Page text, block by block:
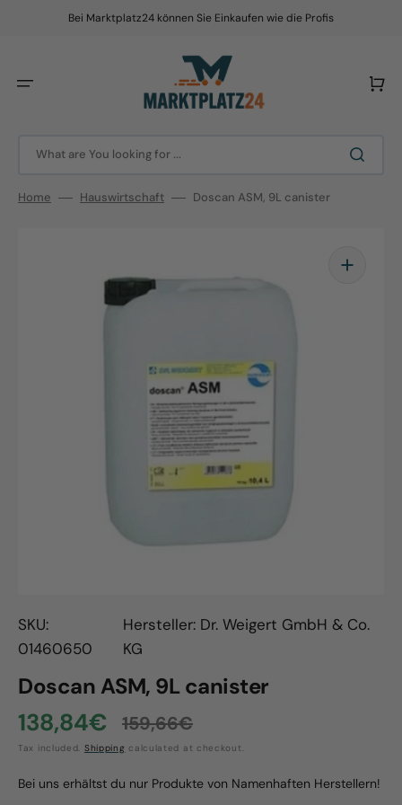
Bei Marktplatz24 können Sie Einkaufen wie die Profis
What are You looking for ...
Cart
Home Hauswirtschaft Doscan ASM, 9L canister
Open
media
1
in
gallery
view
SKU:
01460650
Hersteller: Dr. Weigert GmbH & Co.
KG
Doscan ASM, 9L canister
Sale
138,84€
Regular
price
159,66€
Tax included. Shipping calculated at checkout.
Bei uns erhältst du nur Produkte von Namenhaften Herstellern!